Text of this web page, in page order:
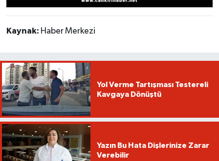
Kaynak: Haber Merkezi
Yol Verme Tartışması Testereli
Kavgaya Dönüştü
Yazın Bu Hata Dişlerinize Zarar
Verebilir